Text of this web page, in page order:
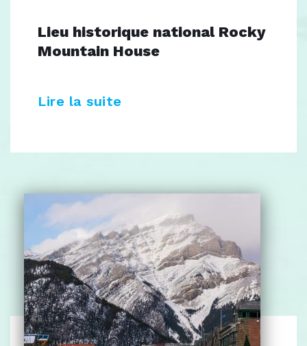
Lieu historique national Rocky
Mountain House
Lire la suite